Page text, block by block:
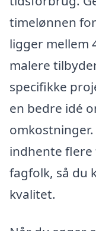
timelønnen
ligger mellem
malere
specifikke
en bedre idé
indhente
fagfolk, så du
kvalitet.